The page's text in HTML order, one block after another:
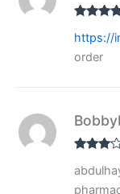
con4de
https://
order
do con
de 5